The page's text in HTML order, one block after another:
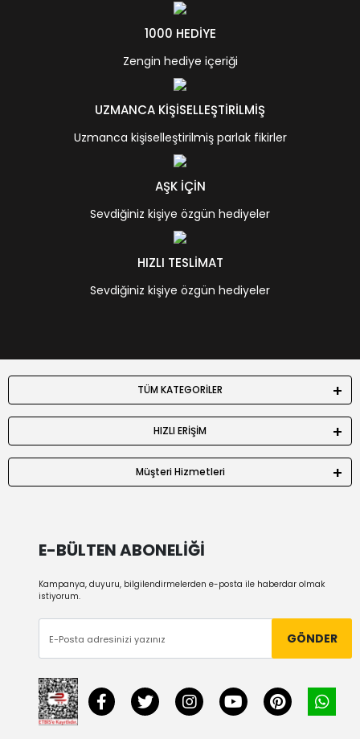
1000 HEDİYE
Zengin hediye içeriği
UZMANCA KİŞİSELLEŞTİRİLMİŞ
Uzmanca kişiselleştirilmiş parlak fikirler
AŞK İÇİN
Sevdiğiniz kişiye özgün hediyeler
HIZLI TESLİMAT
Sevdiğiniz kişiye özgün hediyeler
TÜM KATEGORİLER
HIZLI ERİŞİM
Müşteri Hizmetleri
E-BÜLTEN ABONELİĞİ
Kampanya, duyuru, bilgilendirmelerden e-posta ile haberdar olmak
istiyorum.
GÖNDER